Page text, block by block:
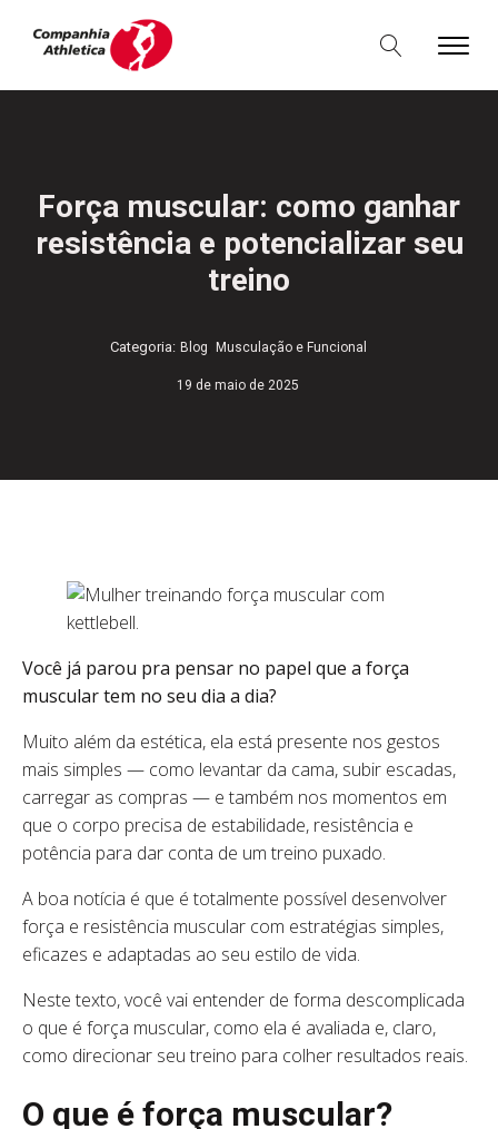
Força muscular: como ganhar
resistência e potencializar seu
treino
Categoria: Blog Musculação e Funcional
19 de maio de 2025
Você já parou pra pensar no papel que a força
muscular tem no seu dia a dia?
Muito além da estética, ela está presente nos gestos
mais simples — como levantar da cama, subir escadas,
carregar as compras — e também nos momentos em
que o corpo precisa de estabilidade, resistência e
potência para dar conta de um treino puxado.
A boa notícia é que é totalmente possível desenvolver
força e resistência muscular com estratégias simples,
eficazes e adaptadas ao seu estilo de vida.
Neste texto, você vai entender de forma descomplicada
o que é força muscular, como ela é avaliada e, claro,
como direcionar seu treino para colher resultados reais.
O que é força muscular?